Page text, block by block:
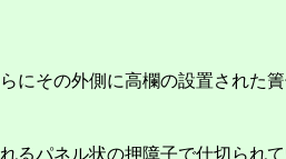
にその外側に高欄の設置された
るパネル状の押障子で仕切られて